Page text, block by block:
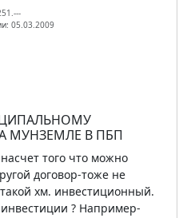
05.03.2009
В ПБП
того что можно
договор-тоже не
хм. инвестиционный.
? Например-